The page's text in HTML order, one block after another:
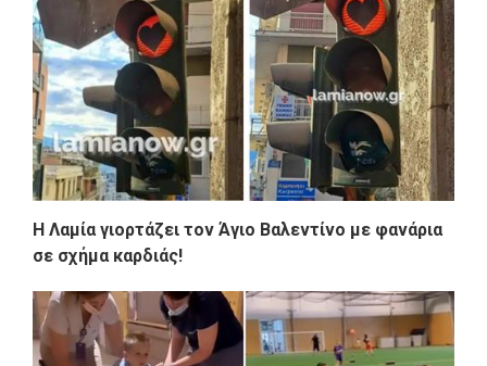
Η Λαμία γιορτάζει τον Άγιο Βαλεντίνο με φανάρια
σε σχήμα καρδιάς!